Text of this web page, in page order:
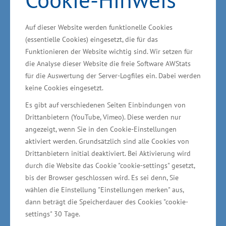
Auf dieser Website werden funktionelle Cookies
(essentielle Cookies) eingesetzt, die für das
Funktionieren der Website wichtig sind. Wir setzen für
die Analyse dieser Website die freie Software AWStats
für die Auswertung der Server-Logfiles ein. Dabei werden
keine Cookies eingesetzt.
Es gibt auf verschiedenen Seiten Einbindungen von
Drittanbietern (YouTube, Vimeo). Diese werden nur
angezeigt, wenn Sie in den Cookie-Einstellungen
aktiviert werden. Grundsätzlich sind alle Cookies von
Drittanbietern initial deaktiviert. Bei Aktivierung wird
durch die Website das Cookie "cookie-settings" gesetzt,
bis der Browser geschlossen wird. Es sei denn, Sie
wählen die Einstellung "Einstellungen merken" aus,
dann beträgt die Speicherdauer des Cookies "cookie-
settings" 30 Tage.
werden. Gefördert werden kleinste, kleine und
mittlere Unternehmen und auch
Existenzgründungen. „Wir wollen mit dem
Fonds mögliche Finanzierungslücken bei den
Unternehmen schließen und zugleich die
Eigenkapitalbasis kleiner und mittlerer
stellen. Junge innovative
Technologieunternehmen und
Existenzgründerinnen und -gründer können
Risikokapital erhalten, um beispielsweise
Digitalisierungsprozesse einzuleiten oder
verstärkt Forschungs- und
Entwicklungsinitiativen voran zu treiben“, sagte
Rudolph weiter.